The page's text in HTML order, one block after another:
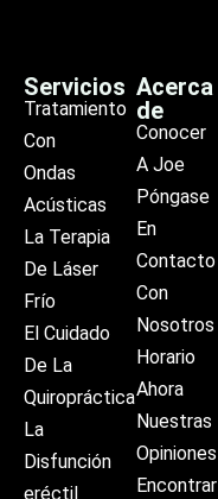
Servicios
Tratamiento
Con
Ondas
Acústicas
La Terapia
De Láser
Frío
El Cuidado
De La
Quiropráctica
La
Disfunción
eréctil
Acerca
de
Conocer
A Joe
Póngase
En
Contacto
Con
Nosotros
Horario
Ahora
Nuestras
Opiniones
Encontrar